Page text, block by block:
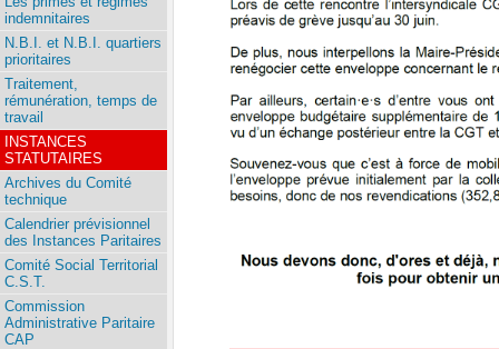
indemnitaires
N.B.I. et N.B.I. quartiers
prioritaires
Traitement,
rémunération, temps de
travail
INSTANCES
STATUTAIRES
Archives du Comité
technique
Calendrier prévisionnel
des Instances Paritaires
Comité Social Territorial
C.S.T.
Commission
Administrative Paritaire
CAP